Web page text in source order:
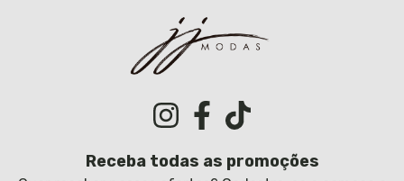
Receba todas as promoções